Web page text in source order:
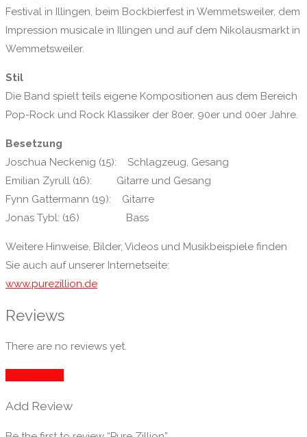
Festival in Illingen, beim Bockbierfest in Wemmetsweiler, dem
Impression musicale in Illingen und auf dem Nikolausmarkt in
Wemmetsweiler.
Stil
Die Band spielt teils eigene Kompositionen aus dem Bereich
Pop-Rock und Rock Klassiker der 80er, 90er und 00er Jahre.
Besetzung
Joschua Neckenig (15): Schlagzeug, Gesang
Emilian Zyrull (16): Gitarre und Gesang
Fynn Gattermann (19): Gitarre
Jonas Tybl: (16) Bass
Weitere Hinweise, Bilder, Videos und Musikbeispiele finden
Sie auch auf unserer Internetseite:
www.purezillion.de
Reviews
There are no reviews yet.
Add Review